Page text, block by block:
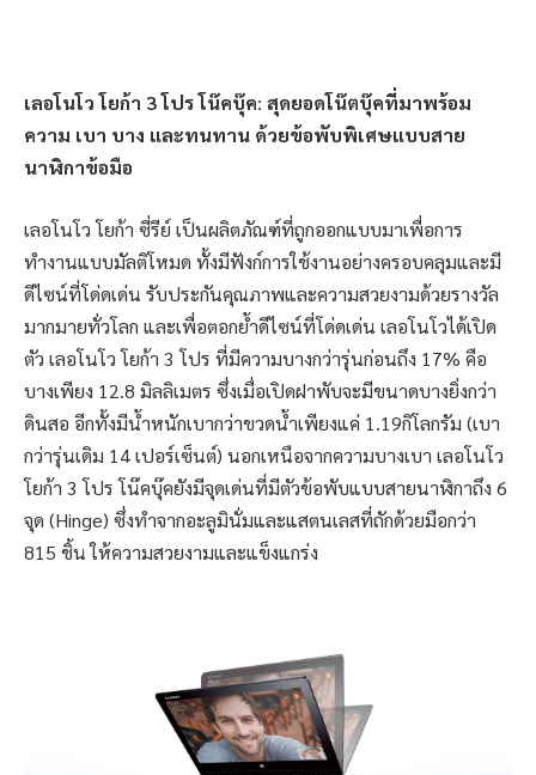
เลอโนโว โยก้า 3 โปรโน๊คบุ๊ค: สุดยอดโน๊ตบุ๊คที่มาพร้อม
ความ เบา บาง และทนทาน ด้วยข้อพับพิเศษแบบสาย
นาฬิกาข้อมือ
เลอโนโว โยก้า ซี่รีย์ เป็นผลิตภัณฑ์ที่ถูกออกแบบมาเพื่อการ
ทำงานแบบมัลติโหมด ทั้งมีฟังก์การใช้งานอย่างครอบคลุมและมี
ดีไซน์ที่โด่ดเด่น รับประกันคุณภาพและความสวยงามด้วยรางวัล
มากมายทั่วโลก และเพื่อตอกย้ำดีไซน์ที่โด่ดเด่น เลอโนโวได้เปิด
ตัว เลอโนโว โยก้า 3 โปร ที่มีความบางกว่ารุ่นก่อนถึง 17% คือ
บางเพียง 12.8 มิลลิเมตร ซึ่งเมื่อเปิดฝาพับจะมีขนาดบางยิ่งกว่า
ดินสอ อีกทั้งมีน้ำหนักเบากว่าขวดน้ำเพียงแค่ 1.19กิโลกรัม (เบา
กว่ารุ่นเดิม 14 เปอร์เซ็นต์) นอกเหนือจากความบางเบา เลอโนโว
โยก้า 3 โปร โน๊คบุ๊คยังมีจุดเด่นที่มีตัวข้อพับแบบสายนาฬิกาถึง 6
จุด (Hinge) ซึ่งทำจากอะลูมินั่มและแสตนเลสที่ถักด้วยมือกว่า
815 ชิ้น ให้ความสวยงามและแข็งแกร่ง